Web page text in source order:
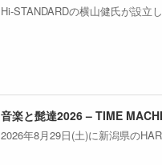
Hi-STANDARDの横山健氏が設立
音楽と髭達2026 – TIME
2026年8月29日(土)に新潟県の